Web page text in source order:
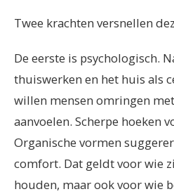
Twee krachten versnellen
De eerste is psychologisch.
thuiswerken en het huis als
willen mensen omringen
aanvoelen. Scherpe hoeken
Organische vormen
comfort. Dat geldt voor wie
houden, maar ook voor wie